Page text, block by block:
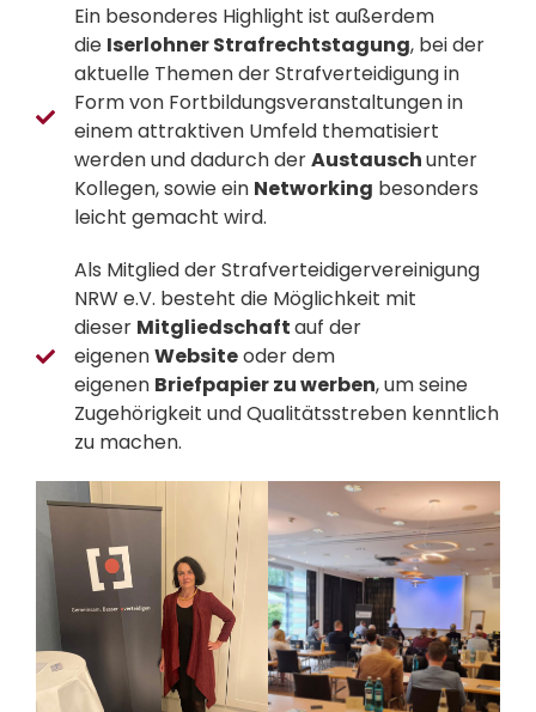
Ein besonderes Highlight ist außerdem
die Iserlohner Strafrechtstagung, bei der
aktuelle Themen der Strafverteidigung in
Form von Fortbildungsveranstaltungen in
einem attraktiven Umfeld thematisiert
werden und dadurch derAustauschunter
Kollegen, sowie ein Networking besonders
leicht gemacht wird.
Als Mitglied der Strafverteidigervereinigung
NRW e.V. besteht die Möglichkeit mit
dieser Mitgliedschaftauf der
eigenenWebsiteoder dem
eigenen Briefpapier zu werben, um seine
Zugehörigkeit und Qualitätsstreben kenntlich
zu machen.